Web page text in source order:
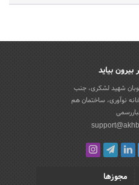
بیاید
شهید لشکری، جنب
نوآوری، ساختمان هم
مجوزها